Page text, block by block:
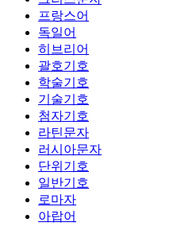
프랑스어
독일어
히브리어
괄호기호
학술기호
기술기호
첨자기호
라틴문자
러시아문자
단위기호
일반기호
로마자
아랍어